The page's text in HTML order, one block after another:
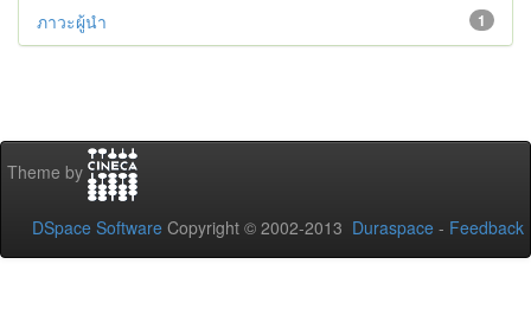
1
ภาวะผู้นำ
Theme by
DSpace Software Copyright © 2002-2013 Duraspace - Feedback